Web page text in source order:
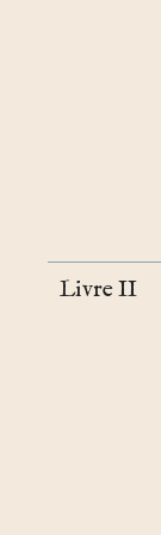
Livre II